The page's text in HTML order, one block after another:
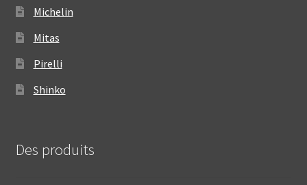
Michelin
Mitas
Pirelli
Shinko
Des produits